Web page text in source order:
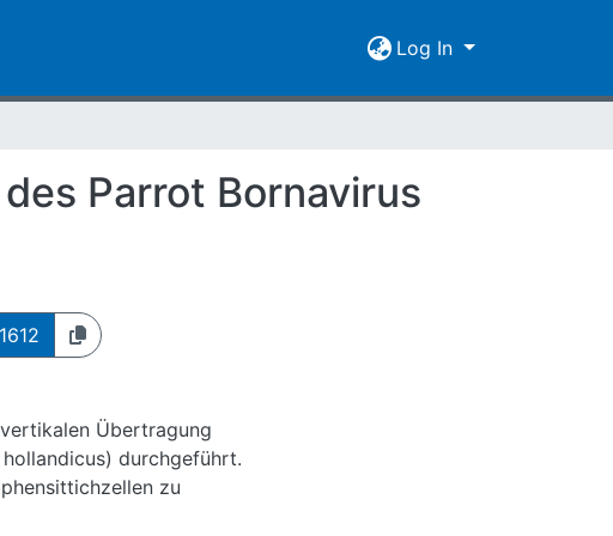
Log In
Parrot Bornavirus
Übertragung
durchgeführt.
zu